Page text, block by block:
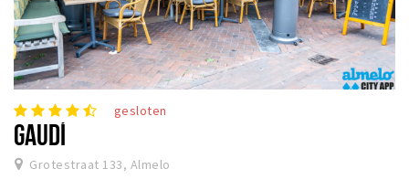
gesloten
GAUDÍ
Grotestraat 133, Almelo